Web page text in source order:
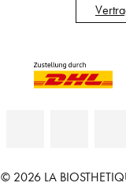
© 2026 LA